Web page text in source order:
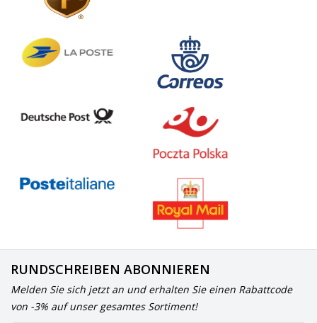
RUNDSCHREIBEN ABONNIEREN
Melden Sie sich jetzt an und erhalten Sie einen Rabattcode
von -3% auf unser gesamtes Sortiment!